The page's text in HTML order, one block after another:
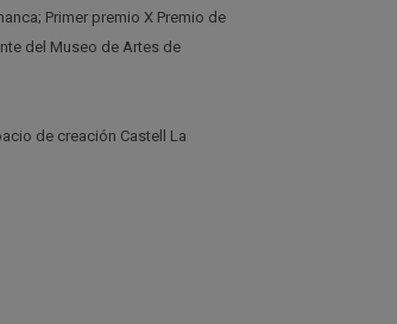
Primer premio X Premio de
del Museo de Artes de
de creación Castell La